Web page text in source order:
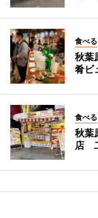
食べる
秋葉
肴ビ
食べる
秋葉
店